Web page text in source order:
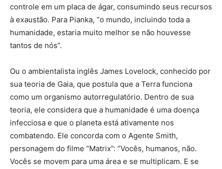
controle em um placa de ágar, consumindo seus recursos
à exaustão. Para Pianka, “o mundo, incluindo toda a
humanidade, estaria muito melhor se não houvesse
tantos de nós”.
Ou o ambientalista inglês James Lovelock, conhecido por
sua teoria de Gaia, que postula que a Terra funciona
como um organismo autorregulatório. Dentro de sua
teoria, ele considera que a humanidade é uma doença
infecciosa e que o planeta está ativamente nos
combatendo. Ele concorda com o Agente Smith,
personagem do filme “Matrix”: “Vocês, humanos, não.
Vocês se movem para uma área e se multiplicam. E se